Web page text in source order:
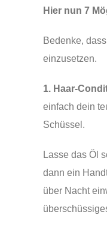
Hier nun 7
Bedenke,
einzusetzen.
1. Haar-
einfach dein
Schüssel.
Lasse das Öl
dann ein
über Nacht